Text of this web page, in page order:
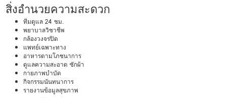
สิ่งอำนวยความสะดวก
ทีมดูแล 24 ชม.
พยาบาลวิชาชีพ
กล้องวงจรปิด
แพทย์เฉพาะทาง
อาหารตามโภชนาการ
ดูแลความสะอาด ซักผ้า
กายภาพบำบัด
กิจกรรมนันทนาการ
รายงานข้อมูลสุขภาพ